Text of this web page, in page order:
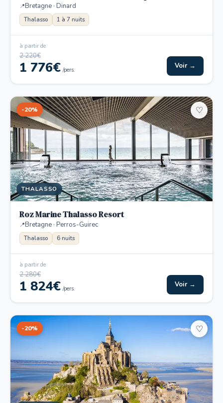
Bretagne · Dinard
Thalasso 1 à 7 nuits
à partir de
2 220€
1 776€ /pers. Voir →
-20%
THALASSO
♡
Roz Marine Thalasso Resort
Bretagne · Perros-Guirec
Thalasso 6 nuits
à partir de
2 280€
1 824€ /pers. Voir →
-20% ♡